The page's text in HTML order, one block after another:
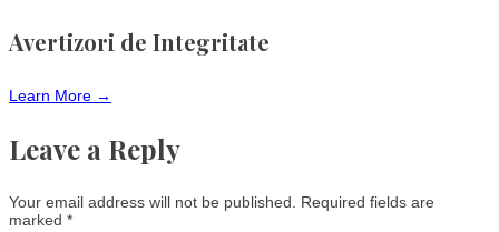
Avertizori de Integritate
Learn More →
Leave a Reply
Your email address will not be published.
Required fields are
marked *